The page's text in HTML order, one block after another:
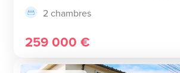
2 chambres
259 000 €